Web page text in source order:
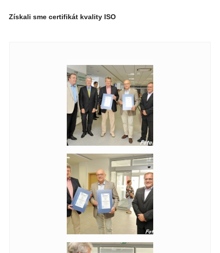
Získali sme certifikát kvality ISO